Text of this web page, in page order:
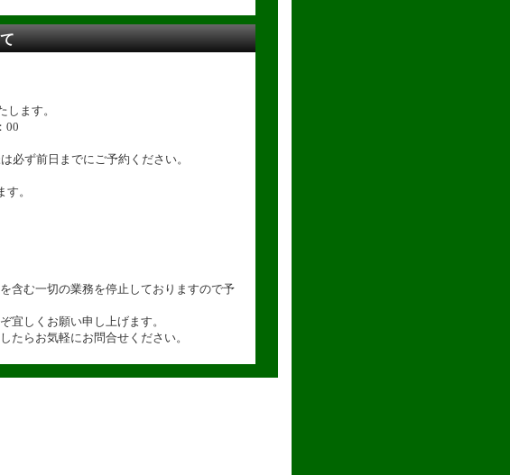
ます。
00
必ず前日までにご予約ください。
。
含む一切の業務を停止しておりますので予
宜しくお願い申し上げます。
たらお気軽にお問合せください。